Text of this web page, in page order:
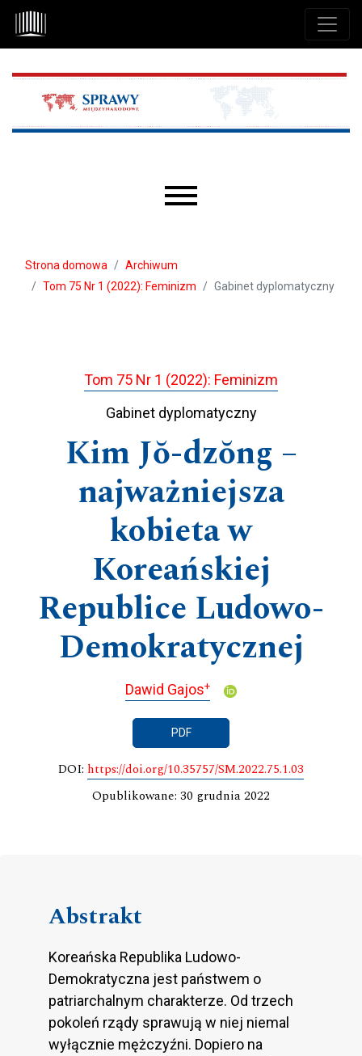
Przejdź do głównego menu
Przejdź do sekcji głównej
Przejdź do stopki
Strona domowa
Archiwum
Tom 75 Nr 1 (2022): Feminizm
Gabinet dyplomatyczny
Tom 75 Nr 1 (2022): Feminizm
Gabinet dyplomatyczny
Kim Jŏ-dzŏng –
najważniejsza
kobieta w
Koreańskiej
Republice Ludowo-
Demokratycznej
Dawid Gajos+
PDF
DOI: https://doi.org/10.35757/SM.2022.75.1.03
Opublikowane: 30 grudnia 2022
Abstrakt
Koreańska Republika Ludowo-
Demokratyczna jest państwem o
patriarchalnym charakterze. Od trzech
pokoleń rządy sprawują w niej niemal
wyłącznie mężczyźni. Dopiero na